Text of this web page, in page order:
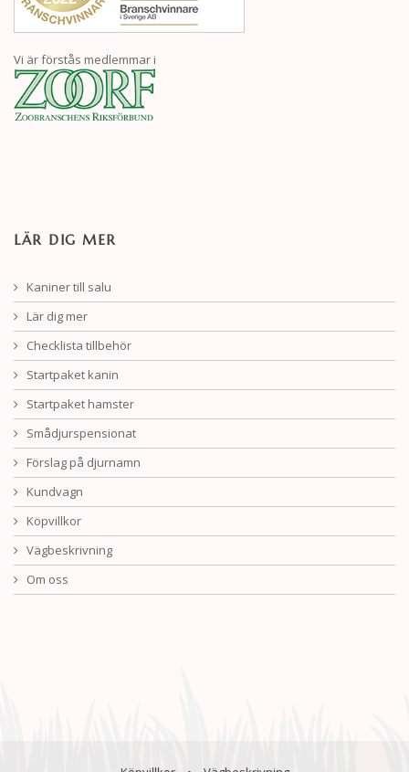
Vi är förstås medlemmar i
LÄR DIG MER
Kaniner till salu
Lär dig mer
Checklista tillbehör
Startpaket kanin
Startpaket hamster
Smådjurspensionat
Förslag på djurnamn
Kundvagn
Köpvillkor
Vägbeskrivning
Om oss